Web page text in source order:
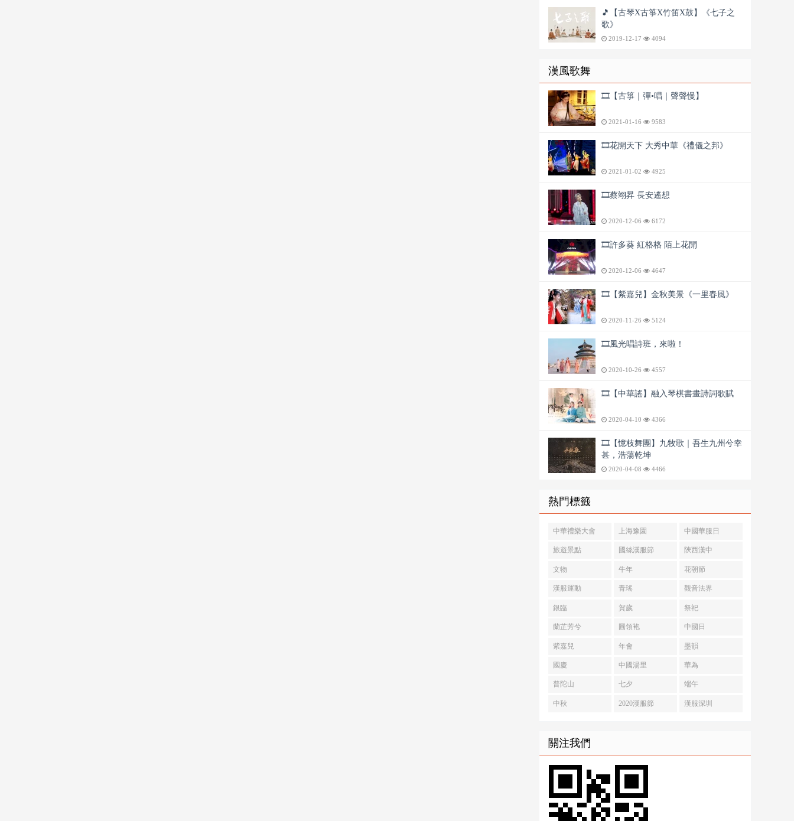
🎵【古琴X古箏X竹笛X鼓】《七子之
歌》
2019-12-17 4094
漢風歌舞
🎞️【古箏｜彈•唱｜聲聲慢】
2021-01-16 9583
🎞️花開天下 大秀中華《禮儀之邦》
2021-01-02 4925
🎞️蔡翊昇 長安遙想
2020-12-06 6172
🎞️許多葵 紅格格 陌上花開
2020-12-06 4647
🎞️【紫嘉兒】金秋美景《一里春風》
2020-11-26 5124
🎞️風光唱詩班，來啦！
2020-10-26 4557
🎞️【中華謠】融入琴棋書畫詩詞歌賦
2020-04-10 4366
🎞️【憶枝舞團】九牧歌｜吾生九州兮幸
甚，浩蕩乾坤
2020-04-08 4466
熱門標籤
中華禮樂大會 上海豫園 中國華服日
旅遊景點 國絲漢服節 陝西漢中
文物 牛年 花朝節
漢服運動 青瑤 觀音法界
銀臨 賀歲 祭祀
蘭芷芳兮 圓領袍 中國日
紫嘉兒 年會 墨韻
國慶 中國湯里 華為
普陀山 七夕 端午
中秋 2020漢服節 漢服深圳
關注我們